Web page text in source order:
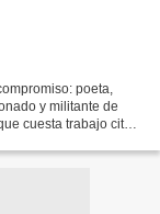
poeta,
y militante de
cuesta trabajo citar